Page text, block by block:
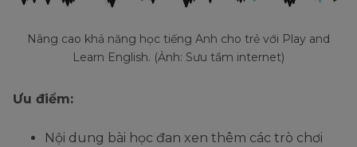
Nâng cao khả năng học tiếng Anh cho trẻ với Play and
Learn English. (Ảnh: Sưu tầm internet)
Ưu điểm:
Nội dung bài học đan xen thêm các trò chơi